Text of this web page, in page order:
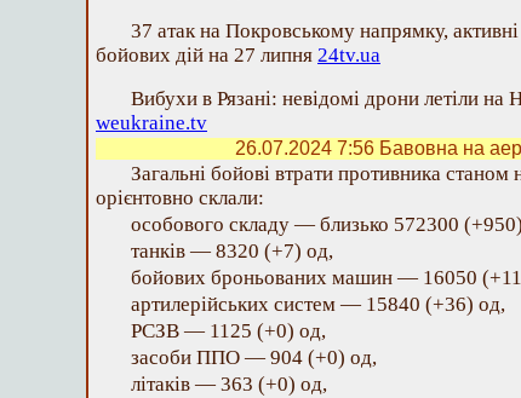
37 атак на Покровському напрямку,
бойових дій на 27 липня 24tv.ua
Вибухи в Рязані: невідомі дрони летіли
weukraine.tv
26.07.2024 7:56Бавовна на
Загальні бойові втрати противника
орієнтовно склали:
особового складу — близько 572300
танків — 8320 (+7) од,
бойових броньованих машин — 16050
артилерійських систем — 15840 (+36) од,
РСЗВ — 1125 (+0) од,
засоби ППО — 904 (+0) од,
літаків — 363 (+0) од,